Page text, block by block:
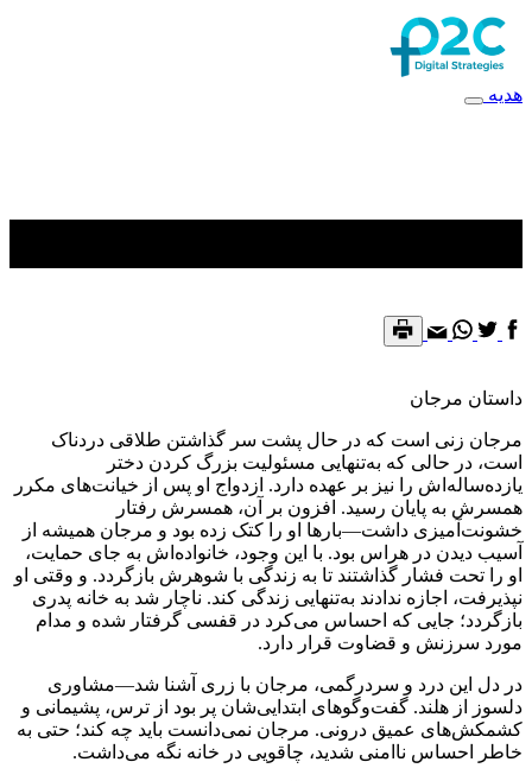
هدیه
داستان مرجان
مرجان زنی است که در حال پشت سر گذاشتن طلاقی دردناک
است، در حالی‌ که به‌تنهایی مسئولیت بزرگ‌ کردن دختر
یازده‌ساله‌اش را نیز بر عهده دارد. ازدواج او پس از خیانت‌های مکرر
همسرش به پایان رسید. افزون بر آن، همسرش رفتار
خشونت‌آمیزی داشت—بارها او را کتک زده بود و مرجان همیشه از
آسیب دیدن در هراس بود. با این وجود، خانواده‌اش به‌ جای حمایت،
او را تحت فشار گذاشتند تا به زندگی با شوهرش بازگردد. و وقتی او
نپذیرفت، اجازه ندادند به‌تنهایی زندگی کند. ناچار شد به خانه پدری
بازگردد؛ جایی که احساس می‌کرد در قفسی گرفتار شده و مدام
مورد سرزنش و قضاوت قرار دارد.
در دل این درد و سردرگمی، مرجان با زری آشنا شد—مشاوری
دلسوز از هلند. گفت‌وگوهای ابتدایی‌شان پر بود از ترس، پشیمانی و
کشمکش‌های عمیق درونی. مرجان نمی‌دانست باید چه کند؛ حتی به
خاطر احساس ناامنی شدید، چاقویی در خانه نگه می‌داشت.